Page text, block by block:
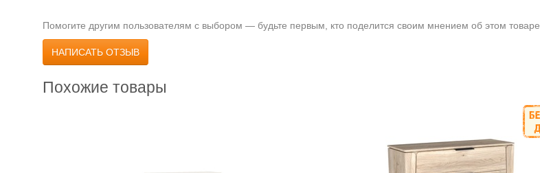
Помогите другим пользователям с выбором — будьте первым, кто поделится своим мнением об этом товаре.
НАПИСАТЬ ОТЗЫВ
Похожие товары